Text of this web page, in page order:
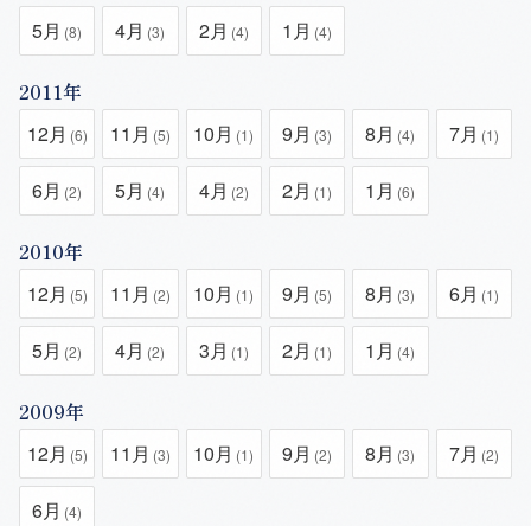
5月 (8) 4月 (3) 2月 (4) 1月 (4)
2011年
12月 (6) 11月 (5) 10月 (1) 9月 (3) 8月 (4) 7月 (1)
6月 (2) 5月 (4) 4月 (2) 2月 (1) 1月 (6)
2010年
12月 (5) 11月 (2) 10月 (1) 9月 (5) 8月 (3) 6月 (1)
5月 (2) 4月 (2) 3月 (1) 2月 (1) 1月 (4)
2009年
12月 (5) 11月 (3) 10月 (1) 9月 (2) 8月 (3) 7月 (2)
6月 (4)